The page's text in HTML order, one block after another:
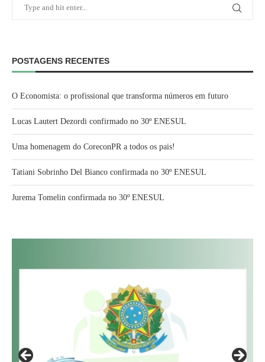
POSTAGENS RECENTES
O Economista: o profissional que transforma números em futuro
Lucas Lautert Dezordi confirmado no 30º ENESUL
Uma homenagem do CoreconPR a todos os pais!
Tatiani Sobrinho Del Bianco confirmada no 30º ENESUL
Jurema Tomelin confirmada no 30º ENESUL